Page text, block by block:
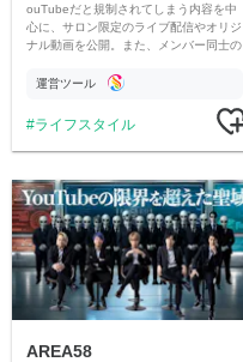
ouTubeだと規制されてしまう内容を中
心に、サロン限定のライブ配信やオリジ
ナル動画を公開。また、メンバー同士の
ただいています。
運営ツール
ライフスタイル
AREA58